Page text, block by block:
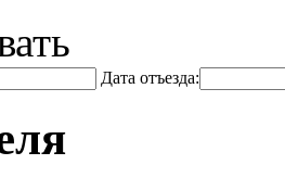
Дата отъезда: